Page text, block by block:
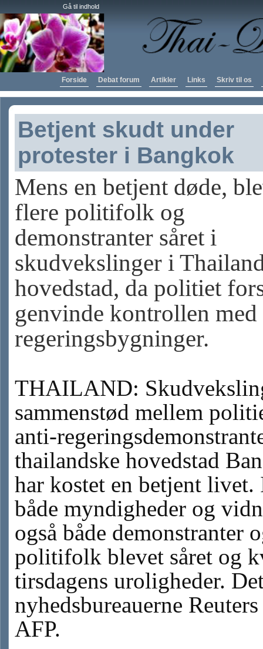
Gå til indhold
Forside Debat forum Artikler Links Skriv til os
Betjent skudt under
protester i Bangkok
Mens en betjent døde,
flere politifolk og
demonstranter såret i
skudvekslinger i
hovedstad, da politiet
genvinde kontrollen med
regeringsbygninger.
THAILAND:
sammenstød mellem
anti-
thailandske hovedstad
har kostet en betjent
både myndigheder og
også både demonstranter
politifolk blevet såret og
tirsdagens uroligheder.
nyhedsbureauerne
AFP.